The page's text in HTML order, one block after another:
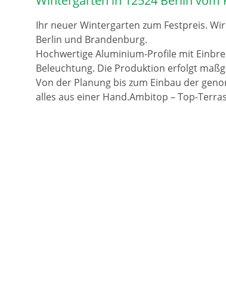
Ihr neuer Wintergarten zum Festpreis.
Berlin und Brandenburg.
Hochwertige Aluminium-Profile mit
Beleuchtung. Die Produktion erfolgt
Von der Planung bis zum Einbau der
alles aus einer Hand.Ambitop – Top-